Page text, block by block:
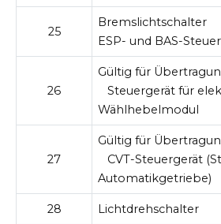
25
Bremslichtschalter
ESP- und BAS-
26
Gültig für
Steuergerät für
Wählhebelmodul
27
Gültig für
CVT-Steuergerät
Automatikgetriebe)
28 Lichtdrehschalter